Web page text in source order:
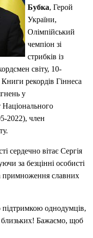
Бубка, Герой
України,
Олімпійський
чемпіон зі
стрибків із
світу, 10-
рекордів Гіннеса
у
Національного
2022), член
сердечно вітає Сергія
за безцінні особисті
примноження славних
однодумців,
близьких! Бажаємо, щоб